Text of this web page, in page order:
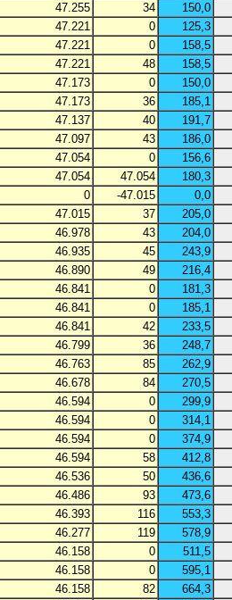
47.255 34
150,0
47.221 0
125,3
47.221 0
158,5
47.221 48
158,5
47.173 0
150,0
47.173 36
185,1
47.137 40
191,7
47.097 43
186,0
47.054 0
156,6
47.054 47.054
180,3
0 -47.015
0,0
47.015 37
205,0
46.978 43
204,0
46.935 45
243,9
46.890 49
216,4
46.841 0
181,3
46.841 0
185,1
46.841 42
233,5
46.799 36
248,7
46.763 85
262,9
46.678 84
270,5
46.594 0
299,9
46.594 0
314,1
46.594 0
374,9
46.594 58
412,8
46.536 50
436,6
46.486 93
473,6
46.393 116
553,3
46.277 119
578,9
46.158 0
511,5
46.158 0
595,1
46.158 82
664,3